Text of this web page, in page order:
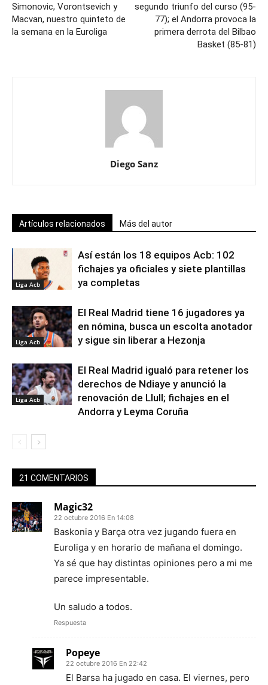
Simonovic, Vorontsevich y
Macvan, nuestro quinteto de
la semana en la Euroliga
segundo triunfo del curso (95-
77); el Andorra provoca la
primera derrota del Bilbao
Basket (85-81)
Diego Sanz
Artículos relacionados Más del autor
Liga Acb
Así están los 18 equipos Acb: 102
fichajes ya oficiales y siete plantillas
ya completas
Liga Acb
El Real Madrid tiene 16 jugadores ya
en nómina, busca un escolta anotador
y sigue sin liberar a Hezonja
Liga Acb
El Real Madrid igualó para retener los
derechos de Ndiaye y anunció la
renovación de Llull; fichajes en el
Andorra y Leyma Coruña
21 COMENTARIOS
Magic32
22 octubre 2016 En 14:08
Baskonia y Barça otra vez jugando fuera en
Euroliga y en horario de mañana el domingo.
Ya sé que hay distintas opiniones pero a mi me
parece impresentable.
Un saludo a todos.
Respuesta
Popeye
22 octubre 2016 En 22:42
El Barsa ha jugado en casa. El viernes, pero